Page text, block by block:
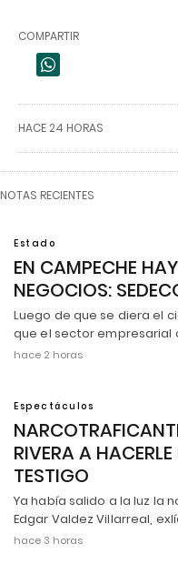
COMPARTIR
HACE 24 HORAS
NOTAS RECIENTES
Estado
EN CAMPECHE
NEGOCIOS:
Luego de que se diera el
que el sector empresarial
hace 2 horas
Espectáculos
RIVERA A
TESTIGO
Ya había salido a la luz la
Edgar Valdez Villarreal,
hace 3 horas